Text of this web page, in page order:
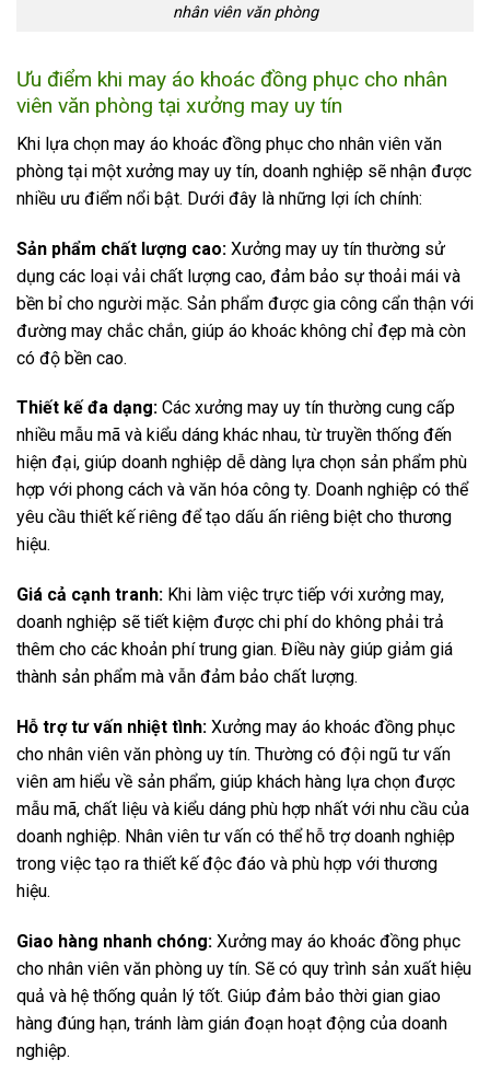
nhân viên văn phòng
Ưu điểm khi may áo khoác đồng phục cho nhân
viên văn phòng tại xưởng may uy tín
Khi lựa chọn may áo khoác đồng phục cho nhân viên văn
phòng tại một xưởng may uy tín, doanh nghiệp sẽ nhận được
nhiều ưu điểm nổi bật. Dưới đây là những lợi ích chính:
Sản phẩm chất lượng cao: Xưởng may uy tín thường sử
dụng các loại vải chất lượng cao, đảm bảo sự thoải mái và
bền bỉ cho người mặc. Sản phẩm được gia công cẩn thận với
đường may chắc chắn, giúp áo khoác không chỉ đẹp mà còn
có độ bền cao.
Thiết kế đa dạng: Các xưởng may uy tín thường cung cấp
nhiều mẫu mã và kiểu dáng khác nhau, từ truyền thống đến
hiện đại, giúp doanh nghiệp dễ dàng lựa chọn sản phẩm phù
hợp với phong cách và văn hóa công ty. Doanh nghiệp có thể
yêu cầu thiết kế riêng để tạo dấu ấn riêng biệt cho thương
hiệu.
Giá cả cạnh tranh: Khi làm việc trực tiếp với xưởng may,
doanh nghiệp sẽ tiết kiệm được chi phí do không phải trả
thêm cho các khoản phí trung gian. Điều này giúp giảm giá
thành sản phẩm mà vẫn đảm bảo chất lượng.
Hỗ trợ tư vấn nhiệt tình: Xưởng may áo khoác đồng phục
cho nhân viên văn phòng uy tín. Thường có đội ngũ tư vấn
viên am hiểu về sản phẩm, giúp khách hàng lựa chọn được
mẫu mã, chất liệu và kiểu dáng phù hợp nhất với nhu cầu của
doanh nghiệp. Nhân viên tư vấn có thể hỗ trợ doanh nghiệp
trong việc tạo ra thiết kế độc đáo và phù hợp với thương
hiệu.
Giao hàng nhanh chóng: Xưởng may áo khoác đồng phục
cho nhân viên văn phòng uy tín. Sẽ có quy trình sản xuất hiệu
quả và hệ thống quản lý tốt. Giúp đảm bảo thời gian giao
hàng đúng hạn, tránh làm gián đoạn hoạt động của doanh
nghiệp.